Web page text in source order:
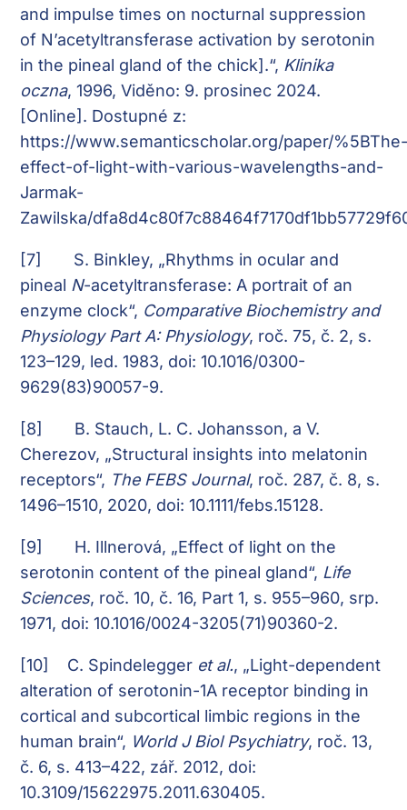
and impulse times on nocturnal suppression
of N’acetyltransferase activation by serotonin
in the pineal gland of the chick].“, Klinika
oczna, 1996, Viděno: 9. prosinec 2024.
[Online]. Dostupné z:
https://www.semanticscholar.org/paper/
effect-of-light-with-various-wavelengths-and-
Jarmak-
Zawilska/
[7] S. Binkley, „Rhythms in ocular and
pineal N-acetyltransferase: A portrait of an
enzyme clock“, Comparative Biochemistry and
Physiology Part A: Physiology, roč. 75, č. 2, s.
123–129, led. 1983, doi: 10.1016/0300-
9629(83)90057-9.
[8] B. Stauch, L. C. Johansson, a V.
Cherezov, „Structural insights into melatonin
receptors“, The FEBS Journal, roč. 287, č. 8, s.
1496–1510, 2020, doi: 10.1111/febs.15128.
[9] H. Illnerová, „Effect of light on the
serotonin content of the pineal gland“, Life
Sciences, roč. 10, č. 16, Part 1, s. 955–960, srp.
1971, doi: 10.1016/0024-3205(71)90360-2.
[10] C. Spindelegger et al., „Light-dependent
alteration of serotonin-1A receptor binding in
cortical and subcortical limbic regions in the
human brain“, World J Biol Psychiatry, roč. 13,
č. 6, s. 413–422, zář. 2012, doi:
10.3109/15622975.2011.630405.